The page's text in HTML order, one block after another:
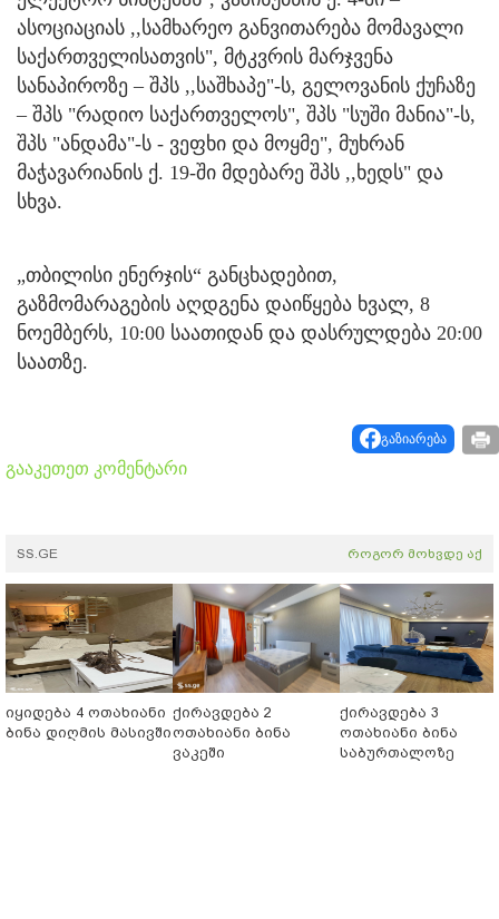
ასოციაციას ,,სამხარეო განვითარება მომავალი
საქართველისათვის", მტკვრის მარჯვენა
სანაპიროზე – შპს ,,საშხაპე"-ს, გელოვანის ქუჩაზე
– შპს "რადიო საქართველოს", შპს "სუში მანია"-ს,
შპს "ანდამა"-ს - ვეფხი და მოყმე", მუხრან
მაჭავარიანის ქ. 19-ში მდებარე შპს ,,ხედს" და
სხვა.
„თბილისი ენერჯის“ განცხადებით,
გაზმომარაგების აღდგენა დაიწყება ხვალ, 8
ნოემბერს, 10:00 საათიდან და დასრულდება 20:00
საათზე.
გაზიარება
გააკეთეთ კომენტარი
SS.GE როგორ მოხვდე აქ
იყიდება 4 ოთახიანი
ბინა დიღმის მასივში
ქირავდება 2
ოთახიანი ბინა
ვაკეში
ქირავდება 3
ოთახიანი ბინა
საბურთალოზე